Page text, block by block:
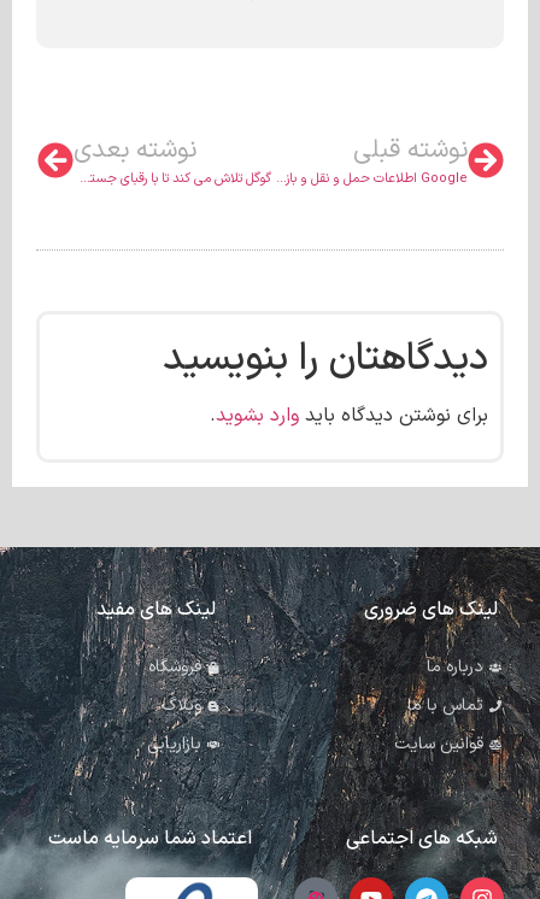
نوشته قبلی
Google اطلاعات حمل و نقل و بازگشت را در نتایج جستجو بهبود می بخشد
نوشته بعدی
گوگل تلاش می کند تا با رقبای جستجوی مبتنی بر هوش مصنوعی همراه شود
دیدگاهتان را بنویسید
برای نوشتن دیدگاه باید وارد بشوید.
لینک های ضروری
درباره ما
تماس با ما
قوانین سایت
لینک های مفید
فروشگاه
وبلاگ
بازاریابی
شبکه های اجتماعی اعتماد شما سرمایه ماست